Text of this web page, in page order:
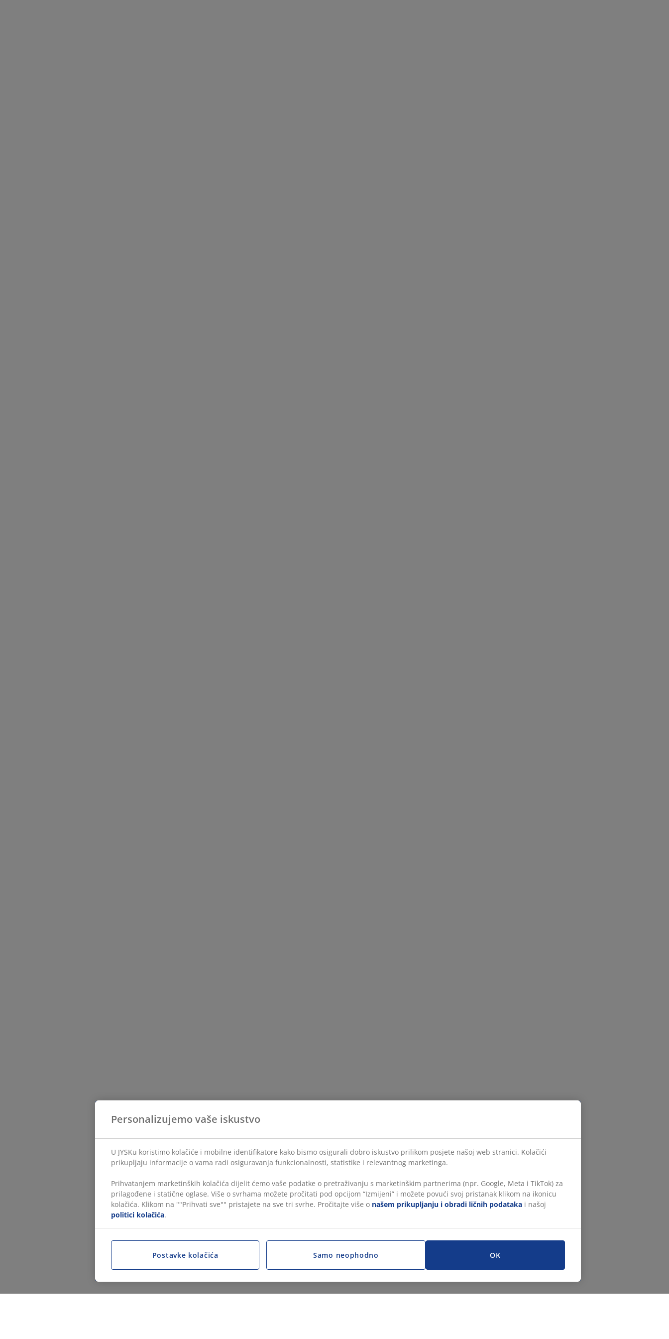
Personalizujemo vaše iskustvo
U JYSKu koristimo kolačiće i mobilne identifikatore kako bismo osigurali dobro iskustvo prilikom posjete našoj web stranici. Kolačići
prikupljaju informacije o vama radi osiguravanja funkcionalnosti, statistike i relevantnog marketinga.
Prihvatanjem marketinških kolačića dijelit ćemo vaše podatke o pretraživanju s marketinškim partnerima (npr. Google, Meta i TikTok) za
prilagođene i statične oglase. Više o svrhama možete pročitati pod opcijom “Izmijeni” i možete povući svoj pristanak klikom na ikonicu
kolačića. Klikom na ""Prihvati sve"" pristajete na sve tri svrhe. Pročitajte više o našem prikupljanju i obradi ličnih podataka i našoj
politici kolačića.
OK
Postavke kolačića Samo neophodno